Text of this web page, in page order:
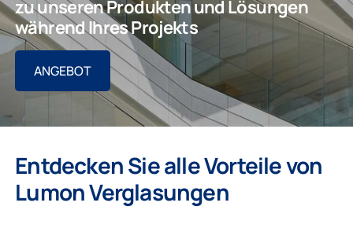
zu unseren Produkten und Lösungen
während Ihres Projekts
ANGEBOT
Entdecken Sie alle Vorteile von
Lumon Verglasungen